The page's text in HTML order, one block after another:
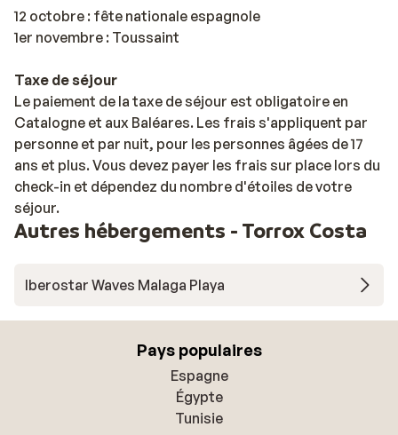
12 octobre : fête nationale espagnole
1er novembre : Toussaint
Taxe de séjour
Le paiement de la taxe de séjour est obligatoire en
Catalogne et aux Baléares. Les frais s'appliquent par
personne et par nuit, pour les personnes âgées de 17
ans et plus. Vous devez payer les frais sur place lors du
check-in et dépendez du nombre d'étoiles de votre
séjour.
Autres hébergements - Torrox Costa
Iberostar Waves Malaga Playa
Pays populaires
Espagne
Égypte
Tunisie